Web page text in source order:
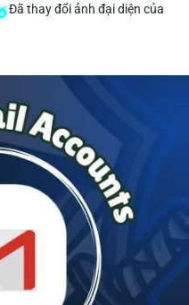
Đã thay đổi ảnh đại diện của